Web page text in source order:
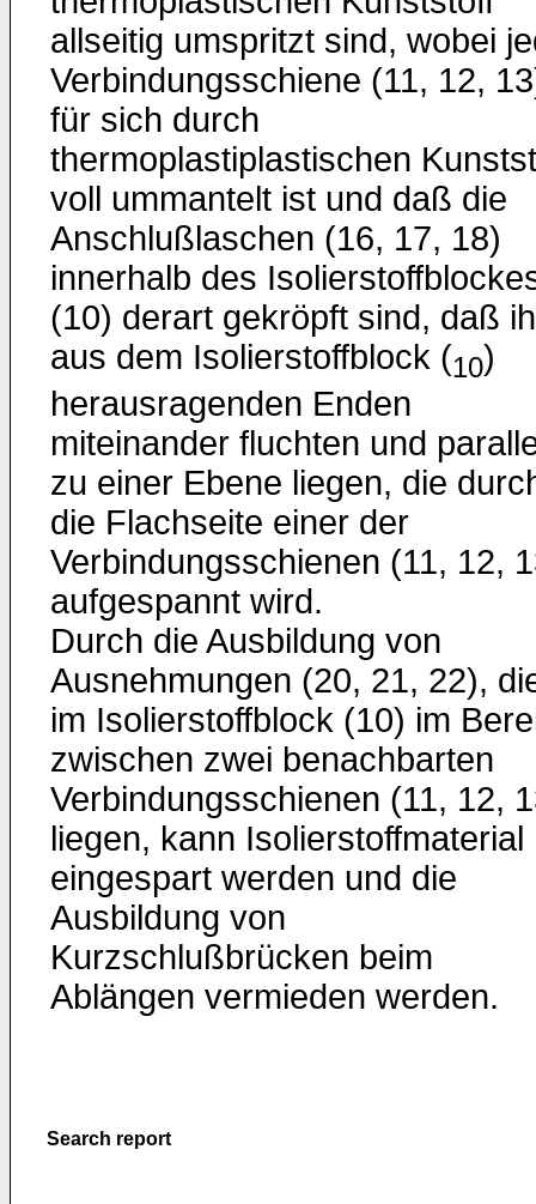
allseitig umspritzt sind, wobei
Verbindungsschiene (11, 12,
für sich durch
thermoplastiplastischen
voll ummantelt ist und daß die
Anschlußlaschen (16, 17, 18)
innerhalb des
(10) derart gekröpft sind, daß
aus dem Isolierstoffblock (10)
herausragenden Enden
miteinander fluchten und
zu einer Ebene liegen, die
die Flachseite einer der
Verbindungsschienen (11, 12,
aufgespannt wird.
Durch die Ausbildung von
Ausnehmungen (20, 21, 22),
im Isolierstoffblock (10) im
zwischen zwei benachbarten
Verbindungsschienen (11, 12,
liegen, kann Isolierstoffmaterial
eingespart werden und die
Ausbildung von
Kurzschlußbrücken beim
Ablängen vermieden werden.
Search report